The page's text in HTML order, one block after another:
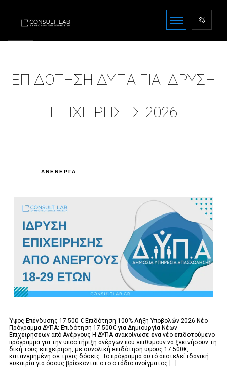
ΕΠΙΔΟΤΗΣΗ ΔΥΠΑ ΓΙΑ ΙΔΡΥΣΗ
ΕΠΙΧΕΙΡΗΣΗΣ 2026
ΑΝΕΝΕΡΓΆ
Ύψος Επένδυσης 17.500 € Επιδότηση 100% Λήξη Υποβολών 2026 Νέο
Πρόγραμμα ΔΥΠΑ: Επιδότηση 17.500€ για Δημιουργία Νέων
Επιχειρήσεων από Ανέργους Η ΔΥΠΑ ανακοίνωσε ένα νέο επιδοτούμενο
πρόγραμμα για την υποστήριξη ανέργων που επιθυμούν να ξεκινήσουν τη
δική τους επιχείρηση, με συνολική επιδότηση ύψους 17.500€,
κατανεμημένη σε τρεις δόσεις. Το πρόγραμμα αυτό αποτελεί ιδανική
ευκαιρία για όσους βρίσκονται στο στάδιο ανοίγματος [...]